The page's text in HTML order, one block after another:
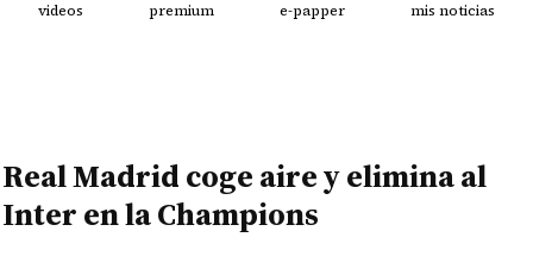
videos premium e-papper mis noticias
Real Madrid coge aire y elimina al
Inter en la Champions